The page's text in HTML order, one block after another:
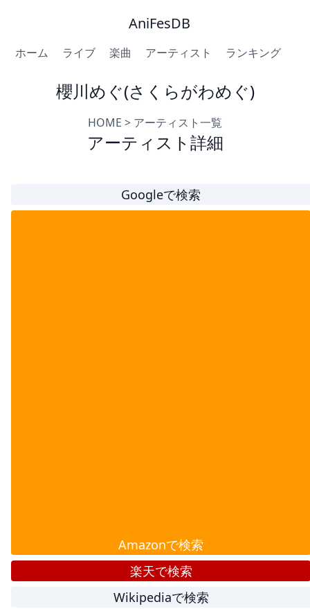
AniFesDB
ホーム ライブ 楽曲 アーティスト ランキング
櫻川めぐ(さくらがわめぐ)
HOME > アーティスト一覧
アーティスト詳細
Googleで検索
Amazonで検索
楽天で検索
Wikipediaで検索